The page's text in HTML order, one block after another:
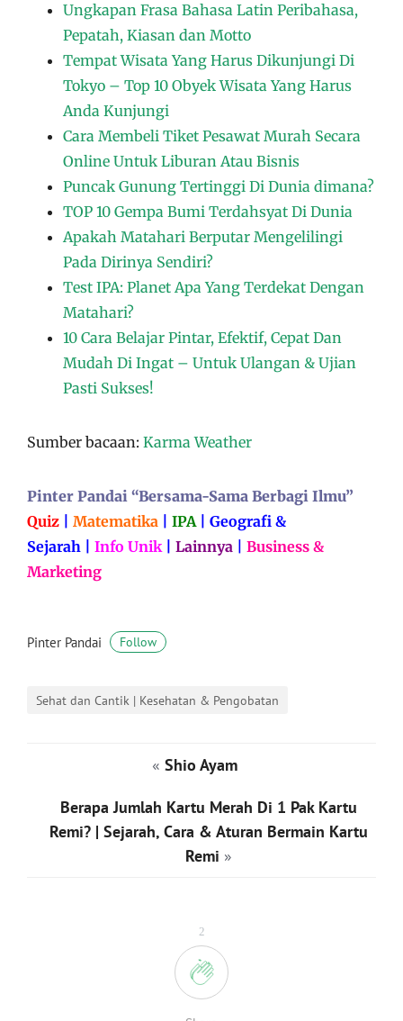
2
Ungkapan Frasa Bahasa Latin Peribahasa,
Pepatah, Kiasan dan Motto
Tempat Wisata Yang Harus Dikunjungi Di
Tokyo – Top 10 Obyek Wisata Yang Harus
Anda Kunjungi
Cara Membeli Tiket Pesawat Murah Secara
Online Untuk Liburan Atau Bisnis
Puncak Gunung Tertinggi Di Dunia dimana?
TOP 10 Gempa Bumi Terdahsyat Di Dunia
Apakah Matahari Berputar Mengelilingi
Pada Dirinya Sendiri?
Test IPA: Planet Apa Yang Terdekat Dengan
Matahari?
10 Cara Belajar Pintar, Efektif, Cepat Dan
Mudah Di Ingat – Untuk Ulangan & Ujian
Pasti Sukses!
Sumber bacaan: Karma Weather
Pinter Pandai “Bersama-Sama Berbagi Ilmu”
Quiz
Matematika IPA
Geografi &
Sejarah
Info Unik Lainnya
Business &
Marketing
Pinter Pandai Follow
Sehat dan Cantik | Kesehatan & Pengobatan
« Shio Ayam
Berapa Jumlah Kartu Merah Di 1 Pak Kartu
Remi? | Sejarah, Cara & Aturan Bermain Kartu
Remi »